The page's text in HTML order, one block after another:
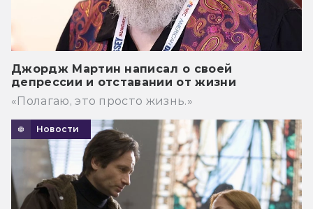
Джордж Мартин написал о своей
депрессии и отставании от жизни
«Полагаю, это просто жизнь.»
Новости